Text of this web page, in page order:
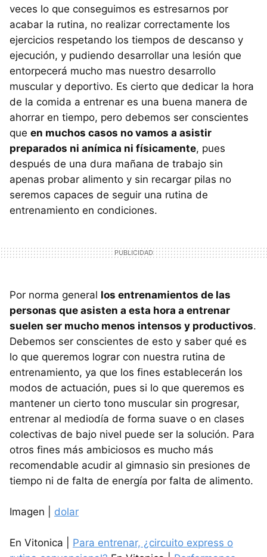
veces lo que conseguimos es estresarnos por
acabar la rutina, no realizar correctamente los
ejercicios respetando los tiempos de descanso y
ejecución, y pudiendo desarrollar una lesión que
entorpecerá mucho mas nuestro desarrollo
muscular y deportivo. Es cierto que dedicar la hora
de la comida a entrenar es una buena manera de
ahorrar en tiempo, pero debemos ser conscientes
que en muchos casos no vamos a asistir
preparados ni anímica ni físicamente, pues
después de una dura mañana de trabajo sin
apenas probar alimento y sin recargar pilas no
seremos capaces de seguir una rutina de
entrenamiento en condiciones.
Por norma general los entrenamientos de las
personas que asisten a esta hora a entrenar
suelen ser mucho menos intensos y productivos.
Debemos ser conscientes de esto y saber qué es
lo que queremos lograr con nuestra rutina de
entrenamiento, ya que los fines establecerán los
modos de actuación, pues si lo que queremos es
mantener un cierto tono muscular sin progresar,
entrenar al mediodía de forma suave o en clases
colectivas de bajo nivel puede ser la solución. Para
otros fines más ambiciosos es mucho más
recomendable acudir al gimnasio sin presiones de
tiempo ni de falta de energía por falta de alimento.
Imagen | dolar
En Vitonica | Para entrenar, ¿circuito express o